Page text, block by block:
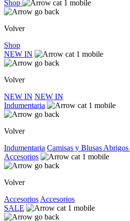
Shop
Volver
Shop
NEW IN
Volver
NEW IN NEW IN
Indumentaria
Volver
Indumentaria Camisas y Blusas Abrigos
Accesorios
Volver
Accesorios Accesorios
SALE